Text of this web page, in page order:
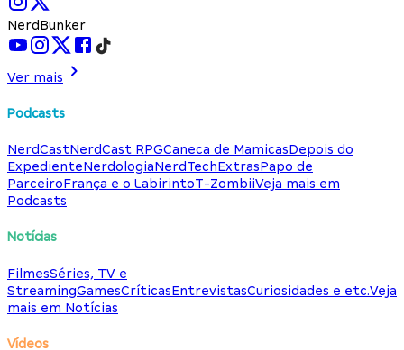
NerdBunker
Ver mais
Podcasts
NerdCastNerdCast RPGCaneca de MamicasDepois do
ExpedienteNerdologiaNerdTechExtrasPapo de
ParceiroFrança e o LabirintoT-ZombiiVeja mais em
Podcasts
Notícias
FilmesSéries, TV e
StreamingGamesCríticasEntrevistasCuriosidades e etc.Veja
mais em Notícias
Vídeos